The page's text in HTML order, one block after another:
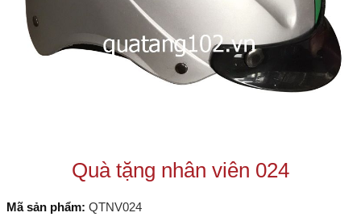
Quà tặng nhân viên 024
Mã sản phẩm: QTNV024